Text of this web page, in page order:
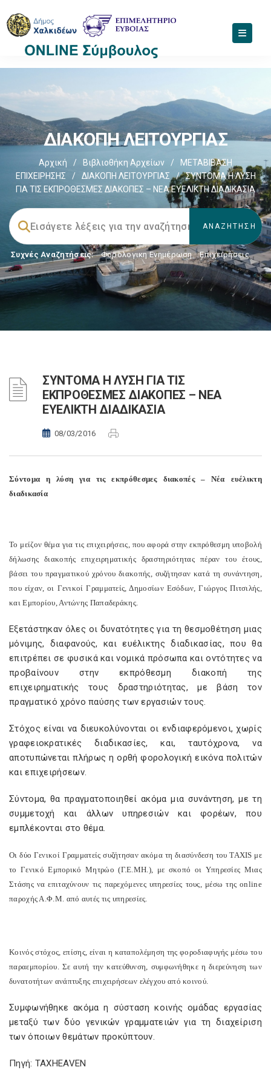
ΔΙΑΚΟΠΗ ΛΕΙΤΟΥΡΓΙΑΣ
Αρχική / Βιβλιοθήκη Αρχείων /
ΜΕΤΑΒΙΒΑΣΗ
ΕΠΙΧΕIΡΗΣΗΣ
/ ΔΙΑΚΟΠΗ ΛΕΙΤΟΥΡΓΙΑΣ /
ΣΥΝΤΟΜΑ Η ΛΥΣΗ
ΓΙΑ ΤΙΣ ΕΚΠΡΟΘΕΣΜΕΣ ΔΙΑΚΟΠΕΣ – ΝΕΑ ΕΥΕΛΙΚΤΗ ΔΙΑΔΙΚΑΣΙΑ
Συχνές Αναζητήσεις: Φορολογικη Ενημέρωση, Επιχειρήσεις
ΣΥΝΤΟΜΑ Η ΛΥΣΗ ΓΙΑ ΤΙΣ
ΕΚΠΡΟΘΕΣΜΕΣ ΔΙΑΚΟΠΕΣ – ΝΕΑ
ΕΥΕΛΙΚΤΗ ΔΙΑΔΙΚΑΣΙΑ
08/03/2016
Σύντομα η λύση για τις εκπρόθεσμες διακοπές – Νέα ευέλικτη
διαδικασία
Το μείζον θέμα για τις επιχειρήσεις, που αφορά στην εκπρόθεσμη υποβολή
δήλωσης διακοπής επιχειρηματικής δραστηριότητας πέραν του έτους,
βάσει του πραγματικού χρόνου διακοπής, συζήτησαν κατά τη συνάντηση,
που είχαν, οι Γενικοί Γραμματείς, Δημοσίων Εσόδων, Γιώργος Πιτσιλής,
και Εμπορίου, Αντώνης Παπαδεράκης.
Εξετάστηκαν όλες οι δυνατότητες για τη θεσμοθέτηση μιας
μόνιμης, διαφανούς, και ευέλικτης διαδικασίας, που θα
επιτρέπει σε φυσικά και νομικά πρόσωπα και οντότητες να
προβαίνουν στην εκπρόθεσμη διακοπή της
επιχειρηματικής τους δραστηριότητας, με βάση τον
πραγματικό χρόνο παύσης των εργασιών τους.
Στόχος είναι να διευκολύνονται οι ενδιαφερόμενοι, χωρίς
γραφειοκρατικές διαδικασίες, και, ταυτόχρονα, να
αποτυπώνεται πλήρως η ορθή φορολογική εικόνα πολιτών
και επιχειρήσεων.
Σύντομα, θα πραγματοποιηθεί ακόμα μια συνάντηση, με τη
συμμετοχή και άλλων υπηρεσιών και φορέων, που
εμπλέκονται στο θέμα.
Οι δύο Γενικοί Γραμματείς συζήτησαν ακόμα τη διασύνδεση τουTAXIS με
το Γενικό Εμπορικό Μητρώο (Γ.Ε.ΜΗ.), με σκοπό οι Υπηρεσίες Μιας
Στάσης να επιταχύνουν τις παρεχόμενες υπηρεσίες τους, μέσω τηςonline
παροχής Α.Φ.Μ. από αυτές τις υπηρεσίες.
Κοινός στόχος, επίσης, είναι η καταπολέμηση της φοροδιαφυγής μέσω του
παραεμπορίου. Σε αυτή την κατεύθυνση, συμφωνήθηκε η διερεύνηση των
δυνατοτήτων ανάπτυξης επιχειρήσεων ελέγχου από κοινού.
Συμφωνήθηκε ακόμα η σύσταση κοινής ομάδας εργασίας
μεταξύ των δύο γενικών γραμματειών για τη διαχείριση
των όποιων θεμάτων προκύπτουν.
Πηγή: TAXHEAVEN